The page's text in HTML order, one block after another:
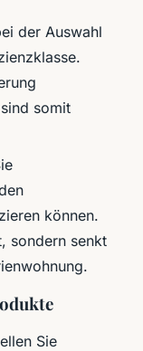
der Auswahl
somit
können.
sondern senkt
Sie